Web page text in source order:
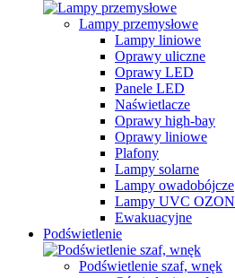
Lampy przemysłowe
Lampy liniowe
Oprawy uliczne
Oprawy LED
Panele LED
Naświetlacze
Oprawy high-bay
Oprawy liniowe
Plafony
Lampy solarne
Lampy owadobójcze
Lampy UVC OZON
Ewakuacyjne
Podświetlenie
Podświetlenie szaf, wnęk